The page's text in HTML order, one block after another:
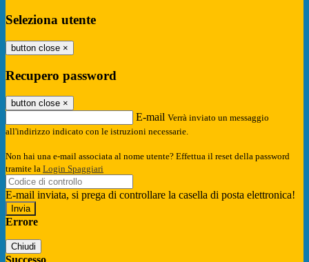
Seleziona utente
button close ×
Recupero password
button close ×
E-mail Verrà inviato un messaggio
all'indirizzo indicato con le istruzioni necessarie.
Non hai una e-mail associata al nome utente? Effettua il reset della password
tramite la Login Spaggiari
E-mail inviata, si prega di controllare la casella di posta elettronica!
Errore
Chiudi